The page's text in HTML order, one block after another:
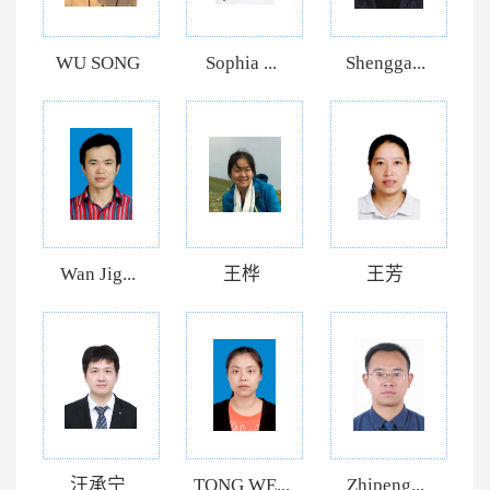
WU SONG Sophia ... Shengga...
Wan Jig... 王桦 王芳
汪承宁 TONG WE... Zhipeng...